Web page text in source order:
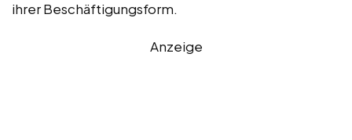
ihrer Beschäftigungsform.
Anzeige